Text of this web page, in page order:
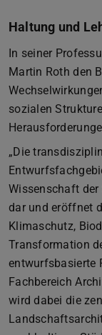
Haltung und
In seiner
Martin Roth den
sozialen
„Die
Wissenschaft
dar und eröffnet
Klimaschutz,
Transformation
entwurfsbasierte
Fachbereich
wird dabei die